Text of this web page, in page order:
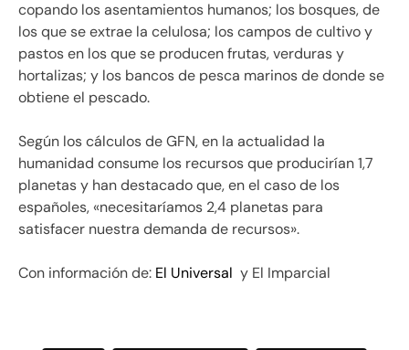
copando los asentamientos humanos; los bosques, de
los que se extrae la celulosa; los campos de cultivo y
pastos en los que se producen frutas, verduras y
hortalizas; y los bancos de pesca marinos de donde se
obtiene el pescado.
Según los cálculos de GFN, en la actualidad la
humanidad consume los recursos que producirían 1,7
planetas y han destacado que, en el caso de los
españoles, «necesitaríamos 2,4 planetas para
satisfacer nuestra demanda de recursos».
Con información de: El Universal y El Imparcial